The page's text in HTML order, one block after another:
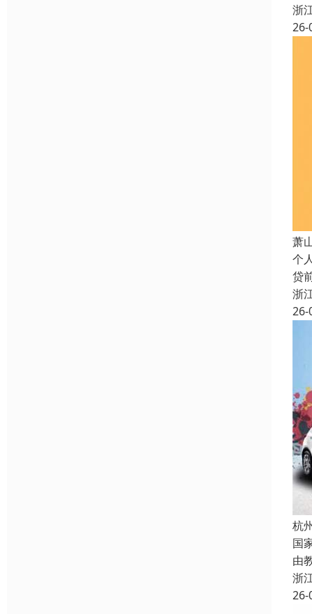
浙
26-
萧
个
贷
浙
26-
杭
国
由
浙
26-